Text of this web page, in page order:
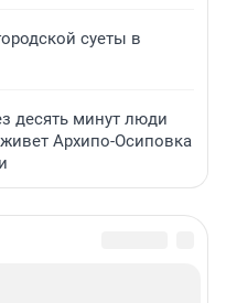
суеты в
десять минут люди
Архипо-Осиповка